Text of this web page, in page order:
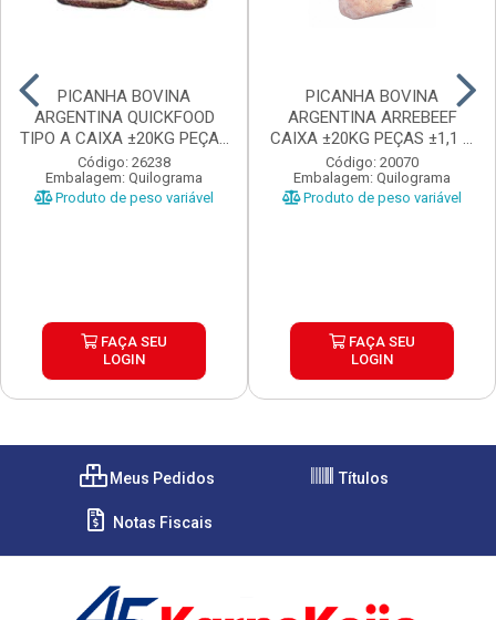
PICANHA BOVINA
ARGENTINA QUICKFOOD
TIPO A CAIXA ±20KG PEÇAS
...
Código: 26238
Embalagem: Quilograma
Produto de peso variável
FAÇA SEU
LOGIN
PICANHA BOVINA
ARGENTINA ARREBEEF
CAIXA ±20KG PEÇAS ±1,1 A
1...
Código: 20070
Embalagem: Quilograma
Produto de peso variável
FAÇA SEU
LOGIN
Meus Pedidos Títulos
Notas Fiscais